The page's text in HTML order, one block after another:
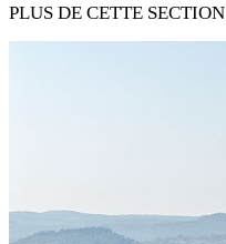
PLUS DE CETTE SECTION